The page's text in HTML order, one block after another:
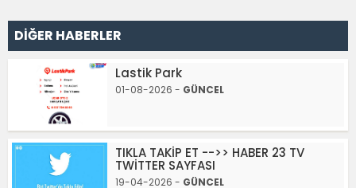
DİĞER HABERLER
Lastik Park
01-08-2026 - GÜNCEL
TIKLA TAKİP ET -->> HABER 23 TV
TWİTTER SAYFASI
19-04-2026 - GÜNCEL